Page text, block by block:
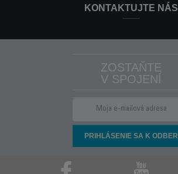
Podrobnejšie informácie nájdete v časti
KONTAKTUJTE NÁS
ZOSTAŇTE
V SPOJENÍ